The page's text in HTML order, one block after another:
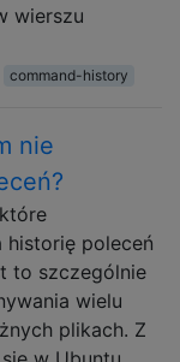
wierszu
command-history
nie
historię poleceń
to szczególnie
wielu
plikach. Z